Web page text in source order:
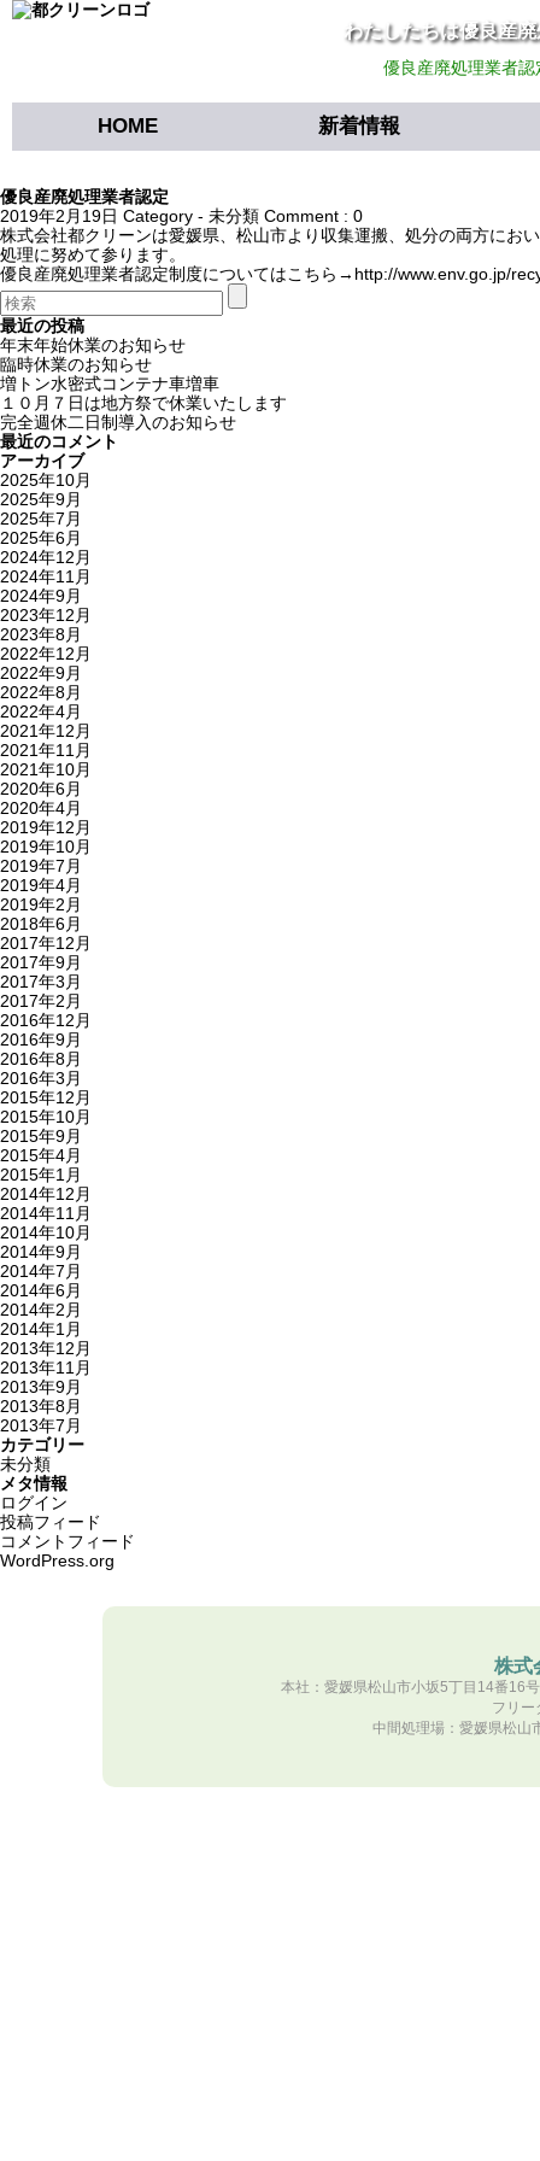
わたしたちは優良産
優良産廃処理業者
HOME 新着情報
優良産廃処理業者認定
2019年2月19日 Category - 未分類 Comment : 0
株式会社都クリーンは愛媛県、松山市より収集運搬、処分の両方にお
処理に努めて参ります。
優良産廃処理業者認定制度についてはこちら→http://www.env.go.jp/
最近の投稿
年末年始休業のお知らせ
臨時休業のお知らせ
増トン水密式コンテナ車増車
１０月７日は地方祭で休業いたします
完全週休二日制導入のお知らせ
最近のコメント
アーカイブ
2025年10月
2025年9月
2025年7月
2025年6月
2024年12月
2024年11月
2024年9月
2023年12月
2023年8月
2022年12月
2022年9月
2022年8月
2022年4月
2021年12月
2021年11月
2021年10月
2020年6月
2020年4月
2019年12月
2019年10月
2019年7月
2019年4月
2019年2月
2018年6月
2017年12月
2017年9月
2017年3月
2017年2月
2016年12月
2016年9月
2016年8月
2016年3月
2015年12月
2015年10月
2015年9月
2015年4月
2015年1月
2014年12月
2014年11月
2014年10月
2014年9月
2014年7月
2014年6月
2014年2月
2014年1月
2013年12月
2013年11月
2013年9月
2013年8月
2013年7月
カテゴリー
未分類
メタ情報
ログイン
投稿フィード
コメントフィード
WordPress.org
株式
本社：愛媛県松山市小坂5丁目14番
フリ
中間処理場：愛媛県松